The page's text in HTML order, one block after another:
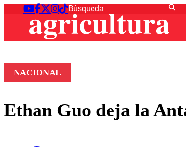
NACIONAL
Ethan Guo deja la